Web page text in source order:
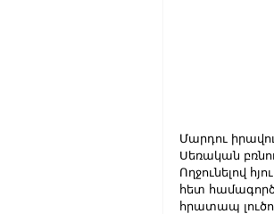
Մարդու
Սեռական
Ողջունելով
հետ
հրատապ